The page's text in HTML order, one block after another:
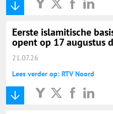
Eerste islamitische
opent op 17 augustus
21.07.26
Lees verder op: RTV Noord